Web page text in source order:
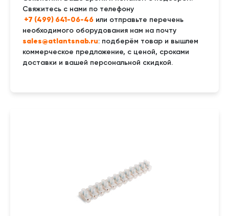
Свяжитесь с нами по телефону
+7 (499) 641-06-46 или отправьте перечень
необходимого оборудования нам на почту
sales@atlantsnab.ru: подберём товар и вышлем
коммерческое предложение, с ценой, сроками
доставки и вашей персональной скидкой.